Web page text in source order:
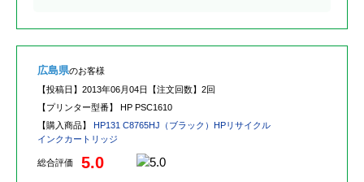
広島県のお客様
【投稿日】 2013年06月04日 【注文回数】 2回
【プリンター型番】 HP PSC1610
【購入商品】 HP131 C8765HJ（ブラック）HPリサイクル
インクカートリッジ
総合評価 5.0